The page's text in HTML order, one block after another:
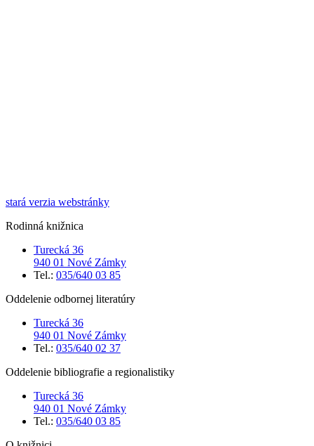
stará verzia webstránky
Rodinná knižnica
Turecká 36
940 01 Nové Zámky
Tel.: 035/640 03 85
Oddelenie odbornej literatúry
Turecká 36
940 01 Nové Zámky
Tel.: 035/640 02 37
Oddelenie bibliografie a regionalistiky
Turecká 36
940 01 Nové Zámky
Tel.: 035/640 03 85